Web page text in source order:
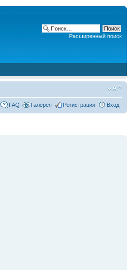
Расширенный поиск
FAQ Галерея Регистрация Вход